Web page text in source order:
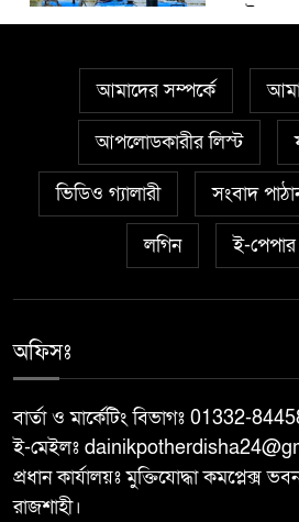
আত্রাইয়ে
বাঘা
প্রকল্পের
সদস্য আবু
চারঘাটে
গ্রেপ্তার,
৮
দুর্গাপুরে
করলেন
৯
আমাদের সম্পর্কে
আপলোডকারীর লিস্ট
ভিডিও গ্যালারী সংবাদ
লগিন ই-
অফিসঃ
বার্তা ও মার্কেটিং বিভাগঃ 01332-
ই-মেইলঃ
প্রধান কার্যালয়ঃ মুক্তিযোদ্ধা কমপ্লেক্স
রাজশাহী।